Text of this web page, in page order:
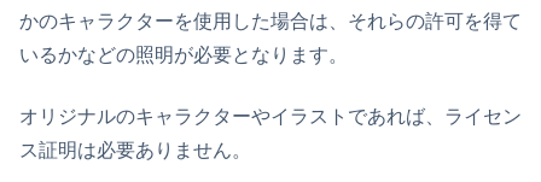
かのキャラクターを使用した場合は、それらの許可を得て
いるかなどの照明が必要となります。
オリジナルのキャラクターやイラストであれば、ライセン
ス証明は必要ありません。